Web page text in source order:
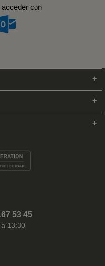
acceder con
53 45
13:30